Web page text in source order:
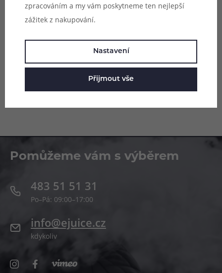
Parametry
Hodnocení (0)
Pomůžeme vám s výběrem
483 51 51 31
Po–Pá: 09:00–17:00
info@ejuice.cz
kdykoliv
zpracováním a my vám poskytneme ten nejlepší
zážitek z nakupování.
Nastavení
Přijmout vše